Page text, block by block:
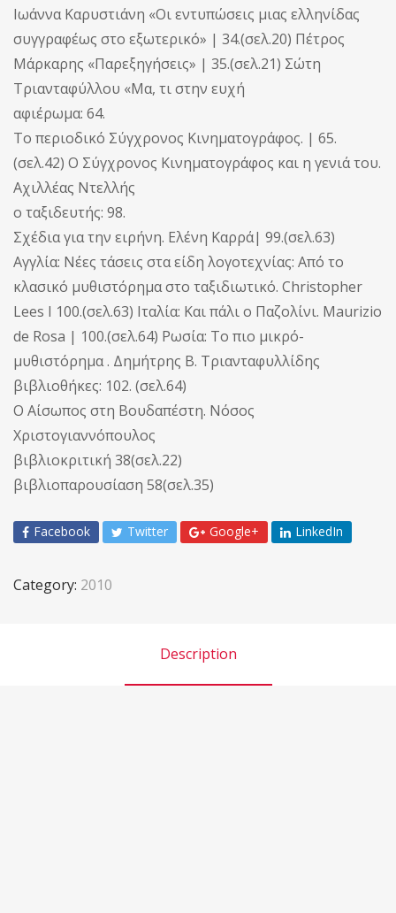
Ιωάννα Καρυστιάνη «Οι εντυπώσεις μιας ελληνίδας
συγγραφέως στο εξωτερικό» | 34.(σελ.20) Πέτρος
Μάρκαρης «Παρεξηγήσεις» | 35.(σελ.21) Σώτη
Τριανταφύλλου «Μα, τι στην ευχή
αφιέρωμα: 64.
Το περιοδικό Σύγχρονος Κινηματογράφος. | 65.
(σελ.42) Ο Σύγχρονος Κινηματογράφος και η γενιά του.
Αχιλλέας Ντελλής
ο ταξιδευτής: 98.
Σχέδια για την ειρήνη. Ελένη Καρρά| 99.(σελ.63)
Αγγλία: Νέες τάσεις στα είδη λογοτεχνίας: Από το
κλασικό μυθιστόρημα στο ταξιδιωτικό. Christopher
Lees I 100.(σελ.63) Ιταλία: Και πάλι ο Παζολίνι. Maurizio
de Rosa | 100.(σελ.64) Ρωσία: To πιο μικρό-
μυθιστόρημα . Δημήτρης Β. Τριανταφυλλίδης
βιβλιοθήκες: 102. (σελ.64)
Ο Αίσωπος στη Βουδαπέστη. Νόσος
Χριστογιαννόπουλος
βιβλιοκριτική 38(σελ.22)
βιβλιοπαρουσίαση 58(σελ.35)
Facebook Twitter Google+ LinkedIn
Category: 2010
Description